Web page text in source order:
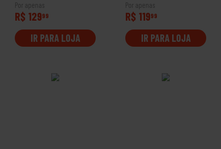
Por apenas
R$ 12999
IR PARA LOJA
Por apenas
R$ 11999
IR PARA LOJA